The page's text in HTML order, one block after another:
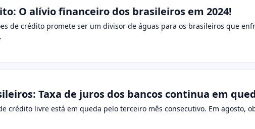
O alívio financeiro dos brasileiros em 2024!
de crédito promete ser um divisor de águas para os brasileiros que
Taxa de juros dos bancos continua em
crédito livre está em queda pelo terceiro mês consecutivo. Em agosto,